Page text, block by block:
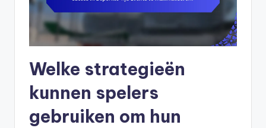
Welke strategieën
kunnen spelers
gebruiken om hun